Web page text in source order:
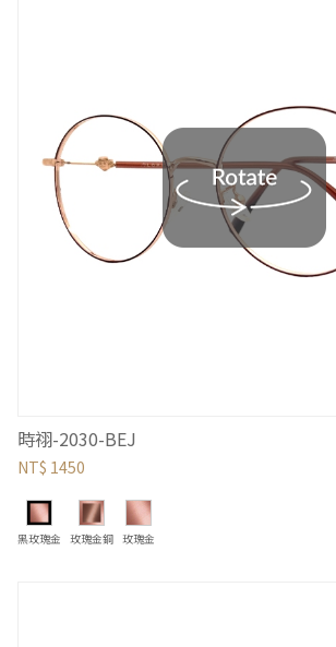
時祤-2030-BEJ
NT$ 1450
黑玫瑰金 玫瑰金銅 玫瑰金